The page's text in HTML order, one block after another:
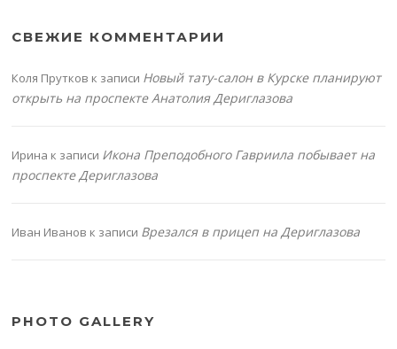
СВЕЖИЕ КОММЕНТАРИИ
Коля Прутков к записи Новый тату-салон в Курске планируют
открыть на проспекте Анатолия Дериглазова
Ирина к записи Икона Преподобного Гавриила побывает на
проспекте Дериглазова
Иван Иванов к записи Врезался в прицеп на Дериглазова
PHOTO GALLERY